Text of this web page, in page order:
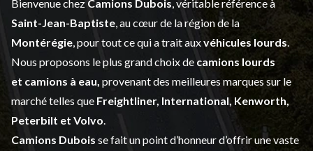
Bienvenue chez Camions Dubois , véritable référence à
Saint-Jean-Baptiste , au cœur de la région de la
Montérégie , pour tout ce qui a trait auxvéhicules lourds
Nous proposons le plus grand choix de camions lourds
et camions à eau, provenant des meilleures marques sur le
marché telles que Freightliner, International, Kenworth,
Peterbilt et Volvo
Camions Dubois se fait un point d’honneur d’offrir une vaste